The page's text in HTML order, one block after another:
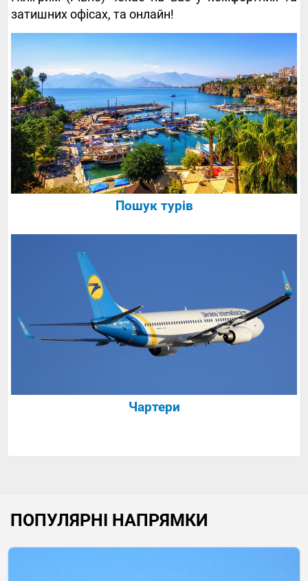
затишних офісах, та онлайн!
Пошук турів
Чартери
ПОПУЛЯРНІ НАПРЯМКИ